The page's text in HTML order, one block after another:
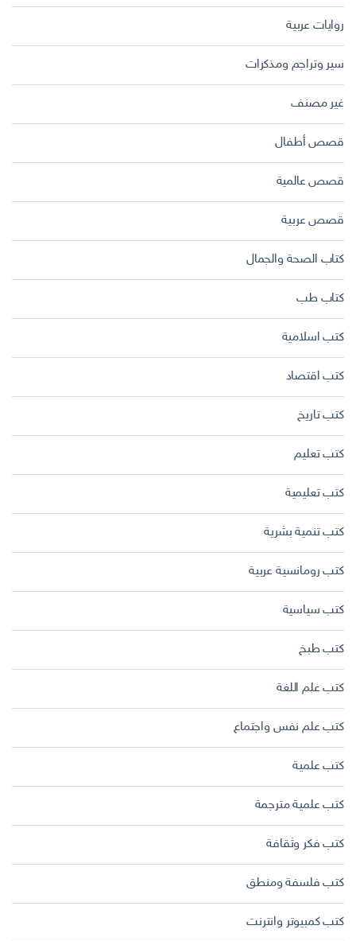
روايات عربية
سير وتراجم ومذكرات
غير مصنف
قصص أطفال
قصص عالمية
قصص عربية
كتاب الصحة والجمال
كتاب طب
كتب اسلامية
كتب اقتصاد
كتب تاريخ
كتب تعليم
كتب تعليمية
كتب تنمية بشرية
كتب رومانسية عربية
كتب سياسية
كتب طبخ
كتب علم اللغة
كتب علم نفس واجتماع
كتب علمية
كتب علمية مترجمة
كتب فكر وثقافة
كتب فلسفة ومنطق
كتب كمبيوتر وانترنت